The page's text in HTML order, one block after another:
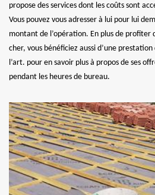
propose des services dont les coûts sont
Vous pouvez vous adresser à lui pour lui
montant de l’opération. En plus de profiter
cher, vous bénéficiez aussi d’une
l’art. pour en savoir plus à propos de ses
pendant les heures de bureau.